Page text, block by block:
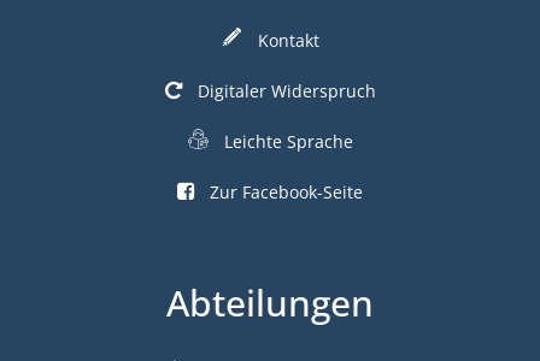
Kontakt
Digitaler Widerspruch
Leichte Sprache
Zur Facebook-Seite
Abteilungen